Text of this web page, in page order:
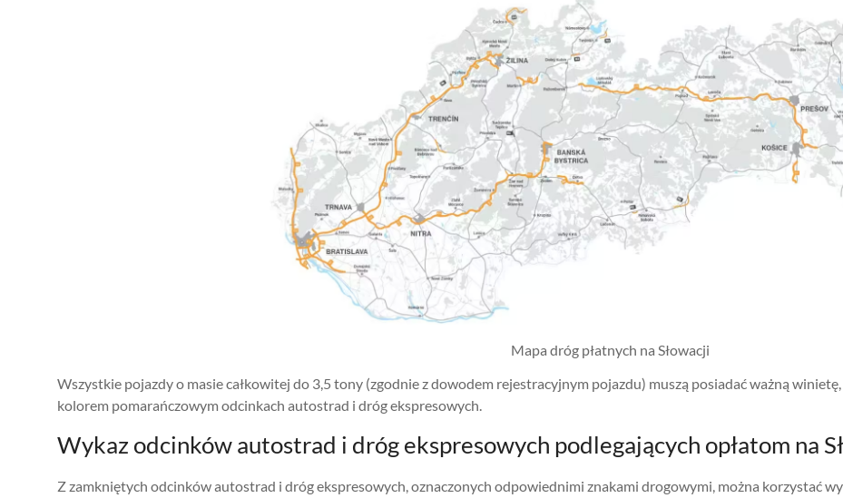
Mapa dróg płatnych na Słowacji
Wszystkie pojazdy o masie całkowitej do 3,5 tony (zgodnie z dowodem rejestracyjnym pojazdu) muszą posiadać ważną
kolorem pomarańczowym odcinkach autostrad i dróg ekspresowych.
Wykaz odcinków autostrad i dróg ekspresowych podlegających opłatom na
Z zamkniętych odcinków autostrad i dróg ekspresowych, oznaczonych odpowiednimi znakami drogowymi, można korzystać